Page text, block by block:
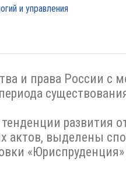
и управления
и права России с
развития
актов, выделены